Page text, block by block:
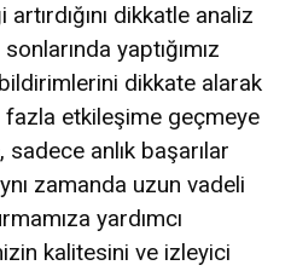
dikkatle analiz
yaptığımız
dikkate alarak
fazla etkileşime geçmeye
anlık başarılar
zamanda uzun vadeli
yardımcı
kalitesini ve izleyici